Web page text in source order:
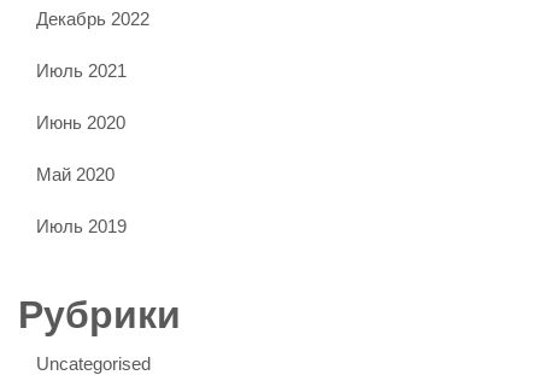
Декабрь 2022
Июль 2021
Июнь 2020
Май 2020
Июль 2019
Рубрики
Uncategorised